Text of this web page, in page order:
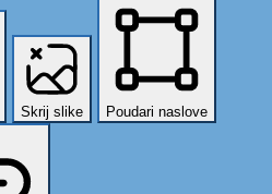
Skrij slike Poudari naslove